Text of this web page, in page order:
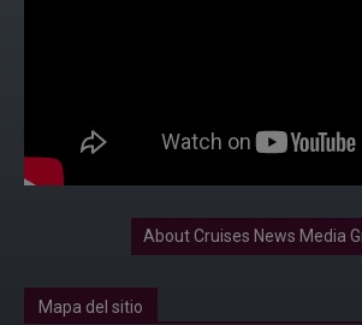
About Cruises News Media
Mapa del sitio